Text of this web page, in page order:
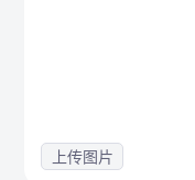
上传图片